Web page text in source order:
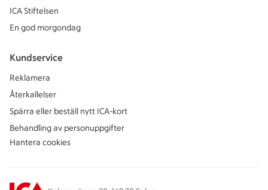
ICA Stiftelsen
En god morgondag
Kundservice
Reklamera
Återkallelser
Spärra eller beställ nytt ICA-kort
Behandling av personuppgifter
Hantera cookies